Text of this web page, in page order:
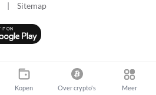
| Sitemap
Kopen Over crypto's Meer